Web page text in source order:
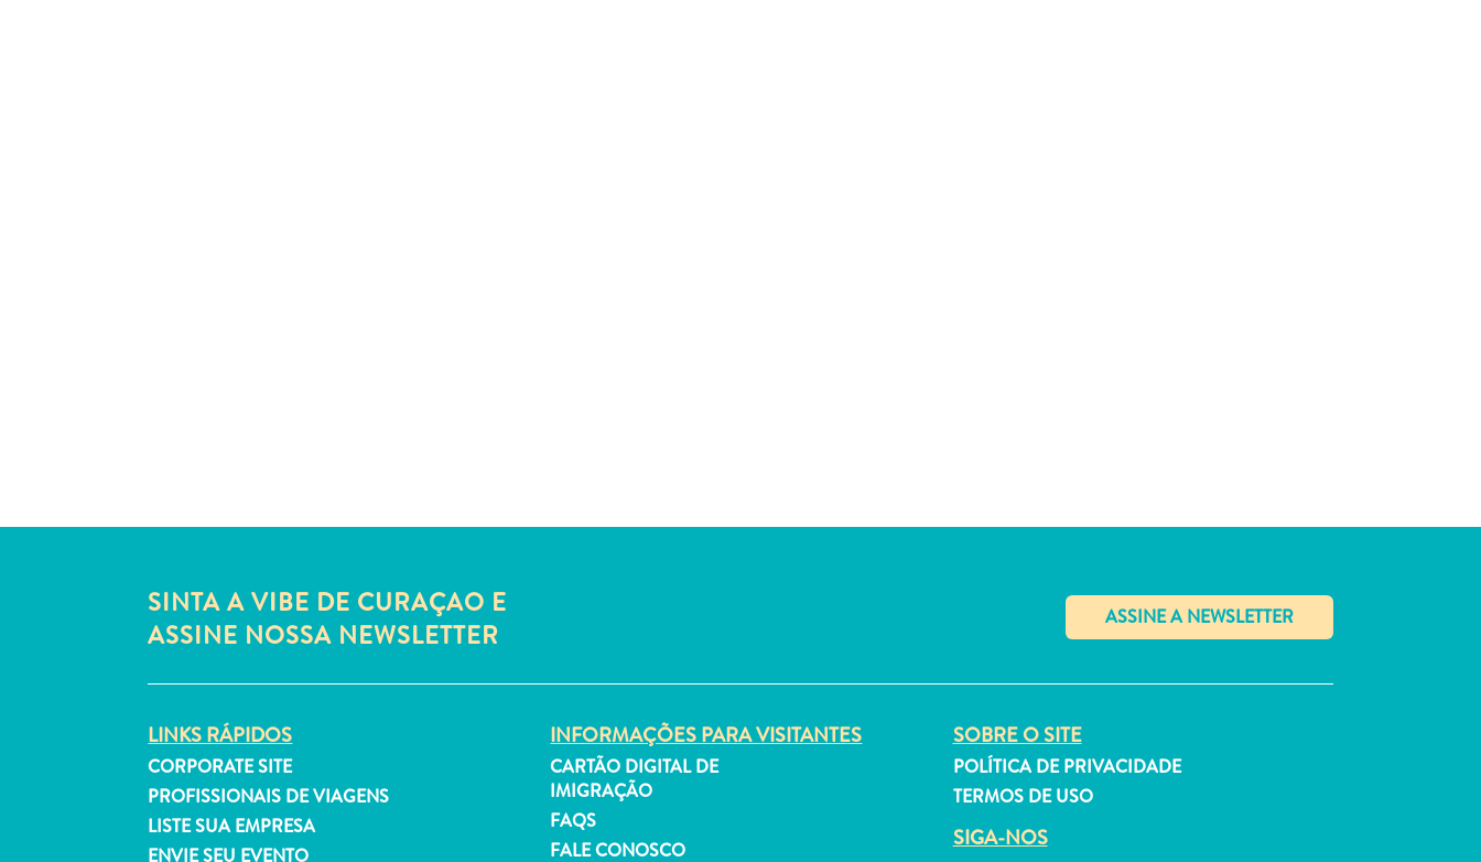
SINTA A VIBE DE CURAÇAO E
ASSINE NOSSA NEWSLETTER
✕
LINKS RÁPIDOS
CORPORATE SITE
PROFISSIONAIS DE VIAGENS
LISTE SUA EMPRESA
ENVIE SEU EVENTO
INFORMAÇÕES PARA VISITANTES
CARTÃO DIGITAL DE
IMIGRAÇÃO
FAQS
FALE CONOSCO
SOBRE O SITE
POLÍTICA DE PRIVACIDADE
TERMOS DE USO
SIGA-NOS